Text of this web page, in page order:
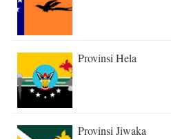
Provinsi Hela
Provinsi Jiwaka